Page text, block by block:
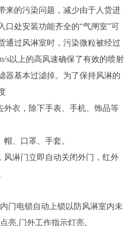
来的污染问题，减少由于人货进
口处安装功能齐全的“气闸室”可
通过风淋室时，污染微粒被经过
s以上的高风速确保了有效的喷射
器基本过滤掉。为了保持风淋的
外衣，除下手表、手机、饰品等
、口罩、手套。
风淋门立即自动关闭外门，红外
门电锁自动上锁以防风淋室内未
亮,门外工作指示灯亮。